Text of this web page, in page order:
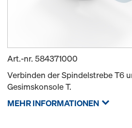
Art.-nr. 584371000
Verbinden der Spindelstrebe T6
Gesimskonsole T.
MEHR INFORMATIONEN